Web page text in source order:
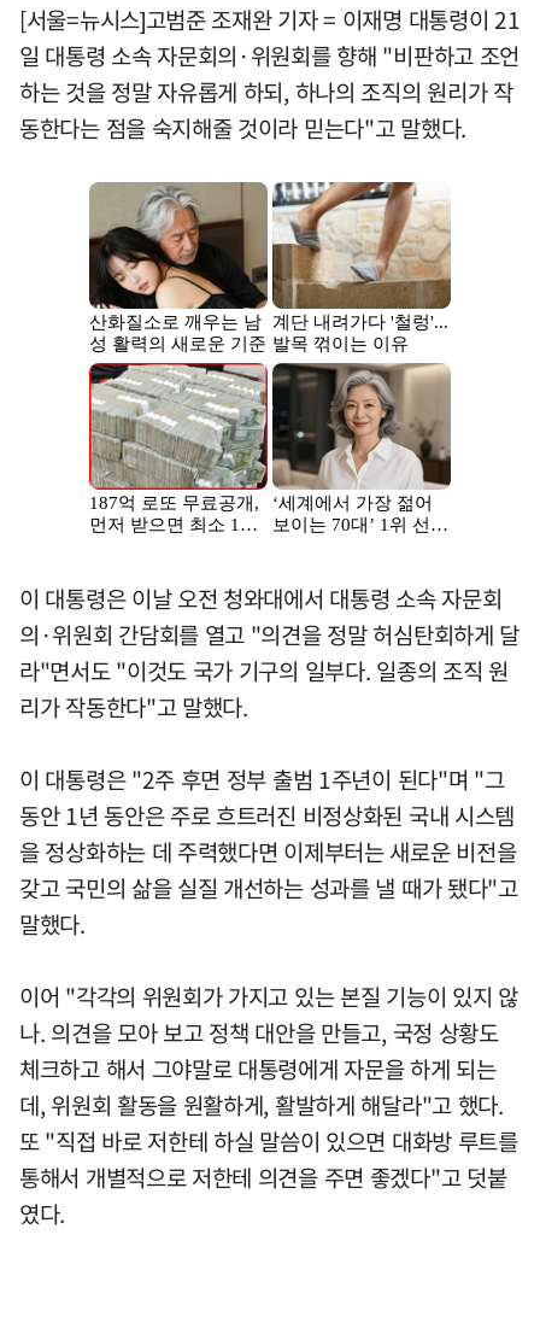
[서울=뉴시스]고범준 조재완 기자 = 이재명 대통령이 21
일 대통령 소속 자문회의·위원회를 향해 "비판하고 조언
하는 것을 정말 자유롭게 하되, 하나의 조직의 원리가 작
동한다는 점을 숙지해줄 것이라 믿는다"고 말했다.
이 대통령은 이날 오전 청와대에서 대통령 소속 자문회
의·위원회 간담회를 열고 "의견을 정말 허심탄회하게 달
라"면서도 "이것도 국가 기구의 일부다. 일종의 조직 원
리가 작동한다"고 말했다.
이 대통령은 "2주 후면 정부 출범 1주년이 된다"며 "그
동안 1년 동안은 주로 흐트러진 비정상화된 국내 시스템
을 정상화하는 데 주력했다면 이제부터는 새로운 비전을
갖고 국민의 삶을 실질 개선하는 성과를 낼 때가 됐다"고
말했다.
이어 "각각의 위원회가 가지고 있는 본질 기능이 있지 않
나. 의견을 모아 보고 정책 대안을 만들고, 국정 상황도
체크하고 해서 그야말로 대통령에게 자문을 하게 되는
데, 위원회 활동을 원활하게, 활발하게 해달라"고 했다.
또 "직접 바로 저한테 하실 말씀이 있으면 대화방 루트를
통해서 개별적으로 저한테 의견을 주면 좋겠다"고 덧붙
였다.